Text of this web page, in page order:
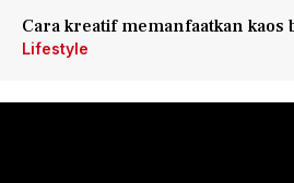
Cara kreatif memanfaatkan kaos
Lifestyle